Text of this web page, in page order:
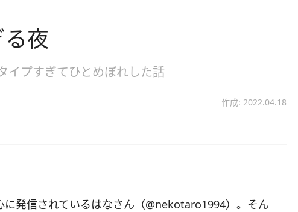
る夜
イプすぎてひとめぼれした話
作成: 2022.04.18
発信されているはなさん（@nekotaro1994）。そん